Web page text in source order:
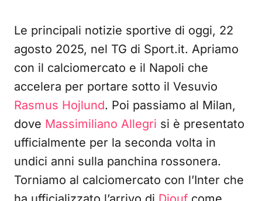
Le principali notizie sportive di oggi, 22
agosto 2025, nel TG di Sport.it. Apriamo
con il calciomercato e il Napoli che
accelera per portare sotto il Vesuvio
Rasmus Hojlund. Poi passiamo al Milan,
dove Massimiliano Allegri si è presentato
ufficialmente per la seconda volta in
undici anni sulla panchina rossonera.
Torniamo al calciomercato con l’Inter che